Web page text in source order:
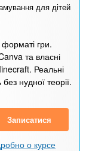
для дітей
форматі гри.
та власні
Реальні
нудної теорії.
Записатися
о курсе